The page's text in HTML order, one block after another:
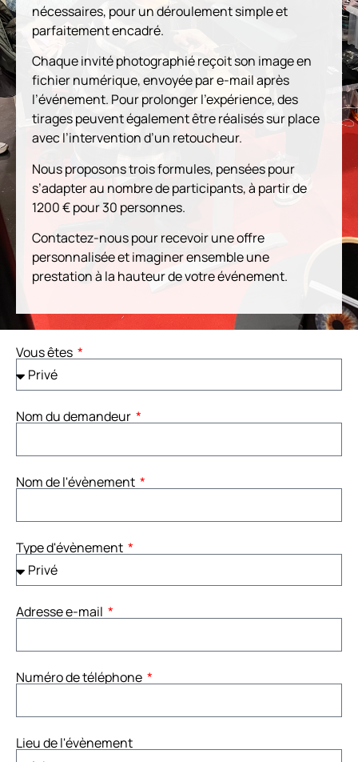
nécessaires, pour un déroulement simple et
parfaitement encadré.
Chaque invité photographié reçoit son image en
fichier numérique, envoyée par e-mail après
l’événement. Pour prolonger l’expérience, des
tirages peuvent également être réalisés sur place
avec l’intervention d’un retoucheur.
Nous proposons trois formules, pensées pour
s’adapter au nombre de participants, à partir de
1200 € pour 30 personnes.
Contactez-nous pour recevoir une offre
personnalisée et imaginer ensemble une
prestation à la hauteur de votre événement.
Vous êtes
Nom du demandeur
Nom de l'évènement
Type d'évènement
Adresse e-mail
Numéro de téléphone
Lieu de l'évènement